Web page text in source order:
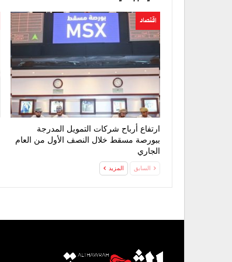
اقتصاد
ارتفاع أرباح شركات التمويل المدرجة
ببورصة مسقط خلال النصف الأول من العام
الجاري
السابق المزيد